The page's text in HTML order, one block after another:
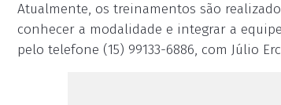
Atualmente, os treinamentos são
conhecer a modalidade e integrar a
pelo telefone (15) 99133-6886, com Júlio